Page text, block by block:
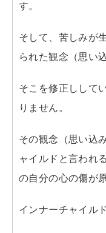
す。
そして、苦しみが
られた観念（思い
そこを修正しして
りません。
その観念（思い込
ャイルドと言われ
の自分の心の傷が
インナーチャイル